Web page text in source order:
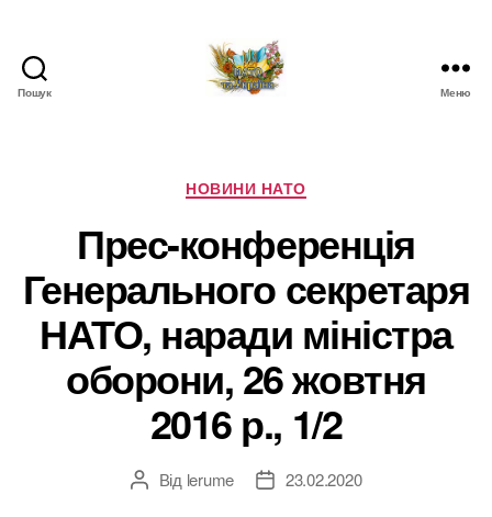
Пошук
Новини
про
НАТО
в
Україні
Меню
Категорії
НОВИНИ НАТО
Прес-конференція
Генерального секретаря
НАТО, наради міністра
оборони, 26 жовтня
2016 р., 1/2
Автор
Від lerume
Дата23.02.2020